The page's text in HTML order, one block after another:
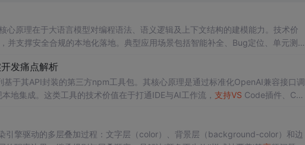
心原理在于大语言模型对编程语法、语义逻辑及上下文结构的建模能力。技术价
并支撑安全合规的本地化落地。典型应用场景包括智能补全、Bug定位、单元测
能力。本文聚焦Qwen2.5-Coder、Ollama与Continue.dev构成的开源技术
发痛点解析
于其API封装的第三方npm工具包。其核心原理是通过标准化OpenAI兼容接口调
地集成。这类工具的技术价值在于打通IDE与AI工作流， 支持VS Code插件、CLI
行策略、n
引擎驱动的多层叠加过程：文字层（color）、背景层（background-color）和边